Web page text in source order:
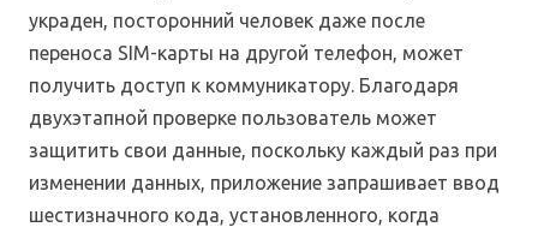
украден, посторонний человек даже после
переноса SIM-карты на другой телефон, может
получить доступ к коммуникатору. Благодаря
двухэтапной проверке пользователь может
защитить свои данные, поскольку каждый раз при
изменении данных, приложение запрашивает ввод
шестизначного кода, установленного, когда